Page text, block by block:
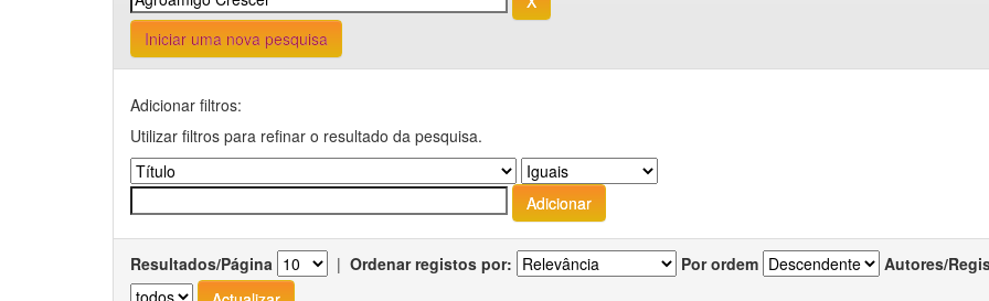
Iniciar uma nova pesquisa
Adicionar filtros:
Utilizar filtros para refinar o resultado da pesquisa.
Resultados/Página | Ordenar registos por: Por ordem Autores/